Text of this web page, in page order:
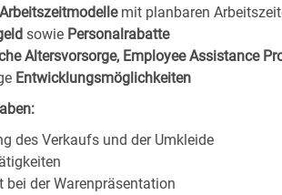
mit planbaren
sowie Personalrabatte
Altersvorsorge, Employee Assistance
Entwicklungsmöglichkeiten
des Verkaufs und der Umkleide
bei der Warenpräsentation